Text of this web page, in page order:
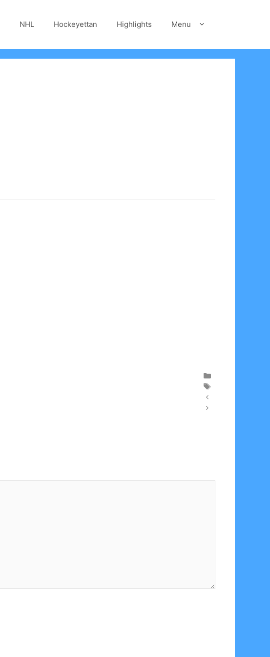
NHL Hockeyettan Highlights Menu